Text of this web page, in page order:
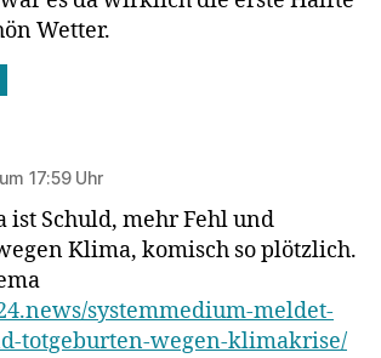
Wetter.
17:59 Uhr
ist Schuld, mehr Fehl und
Klima, komisch so plötzlich.
systemmedium-meldet-
totgeburten-wegen-klimakrise/